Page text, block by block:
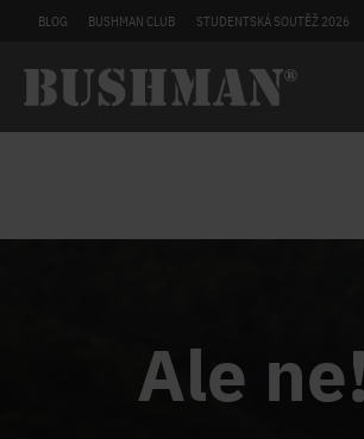
BLOG BUSHMAN CLUB STUDENTSKÁ SOUTĚŽ 2026
Ale